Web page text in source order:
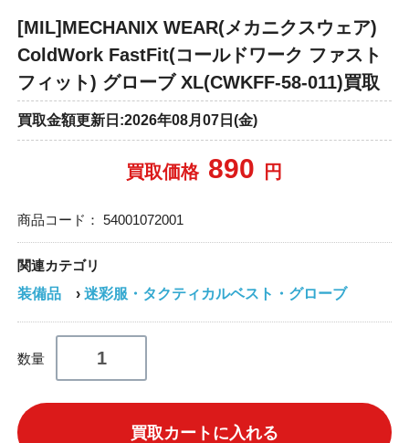
[MIL]MECHANIX WEAR(メカニクスウェア)
ColdWork FastFit(コールドワーク ファスト
フィット) グローブ XL(CWKFF-58-011)買取
買取金額更新日:2026年08月07日(金)
買取価格 890 円
商品コード： 54001072001
関連カテゴリ
装備品
› 迷彩服・タクティカルベスト・グローブ
数量
買取カートに入れる